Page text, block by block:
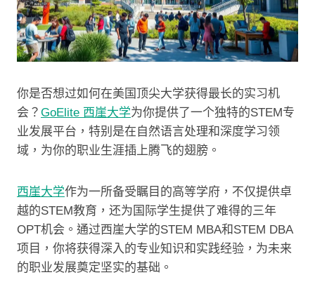
你是否想过如何在美国顶尖大学获得最长的实习机
会？ GoElite 西崖大学为你提供了一个独特的STEM专
业发展平台，特别是在自然语言处理和深度学习领
域，为你的职业生涯插上腾飞的翅膀。
西崖大学作为一所备受瞩目的高等学府，不仅提供卓
越的STEM教育，还为国际学生提供了难得的三年
OPT机会。通过西崖大学的STEM MBA和STEM DBA
项目，你将获得深入的专业知识和实践经验，为未来
的职业发展奠定坚实的基础。